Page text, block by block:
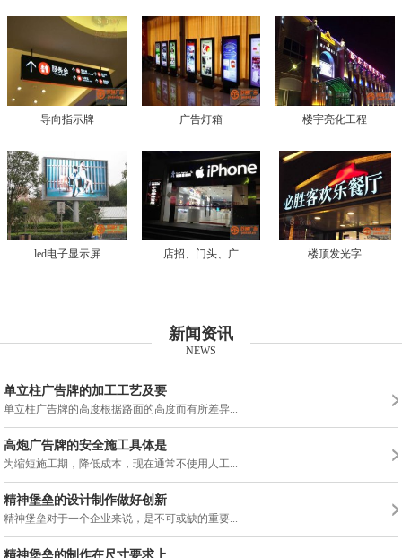
导向指示牌 广告灯箱 楼宇亮化工程
led电子显示屏 店招、门头、广 楼顶发光字
新闻资讯
NEWS
单立柱广告牌的加工工艺及要
单立柱广告牌的高度根据路面的高度而有所差异...
高炮广告牌的安全施工具体是
为缩短施工期，降低成本，现在通常不使用人工...
精神堡垒的设计制作做好创新
精神堡垒对于一个企业来说，是不可或缺的重要...
精神堡垒的制作在尺寸要求上